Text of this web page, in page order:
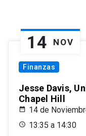
14 NOV
Finanzas
Jesse Davis,
Chapel Hill
14 de
13:35 a 14:30